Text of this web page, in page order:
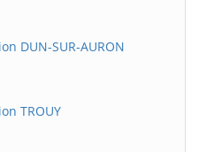
DUN-SUR-AURON
TROUY